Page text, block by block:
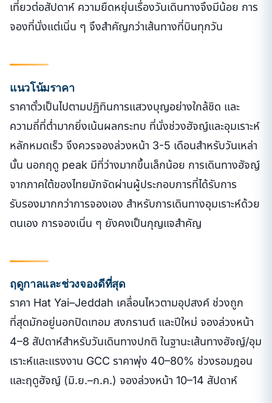
เที่ยวต่อสัปดาห์ ความยืดหยุ่นเรื่องวันเดินทางจึงมีน้อย การ
จองที่นั่งแต่เนิ่น ๆ จึงสำคัญกว่าเส้นทางที่บินทุกวัน
แนวโน้มราคา
ราคาตั๋วเป็นไปตามปฏิทินการแสวงบุญอย่างใกล้ชิด และ
ความถี่ที่ต่ำมากยิ่งเน้นผลกระทบ ที่นั่งช่วงฮัจญ์และอุมเราะห์
หลักหมดเร็ว จึงควรจองล่วงหน้า 3-5 เดือนสำหรับวันเหล่า
นั้น นอกฤดู peak มีที่ว่างมากขึ้นเล็กน้อย การเดินทางฮัจญ์
จากภาคใต้ของไทยมักจัดผ่านผู้ประกอบการที่ได้รับการ
รับรองมากกว่าการจองเอง สำหรับการเดินทางอุมเราะห์ด้วย
ตนเอง การจองเนิ่น ๆ ยังคงเป็นกุญแจสำคัญ
ฤดูกาลและช่วงจองดีที่สุด
ราคา Hat Yai–Jeddah เคลื่อนไหวตามอุปสงค์ ช่วงถูก
ที่สุดมักอยู่นอกปิดเทอม สงกรานต์ และปีใหม่ จองล่วงหน้า
4–8 สัปดาห์สำหรับวันเดินทางปกติ ในฐานะเส้นทางฮัจญ์/อุม
เราะห์และแรงงาน GCC ราคาพุ่ง 40–80% ช่วงรอมฎอน
และฤดูฮัจญ์ (มิ.ย.–ก.ค.) จองล่วงหน้า 10–14 สัปดาห์